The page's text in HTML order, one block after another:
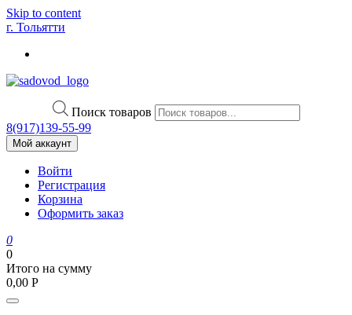
Skip to content
г. Тольятти
Поиск товаров
8(917)139‑55-99
Мой аккаунт
Войти
Регистрация
Корзина
Оформить заказ
0
0
Итого на сумму
0,00 Р